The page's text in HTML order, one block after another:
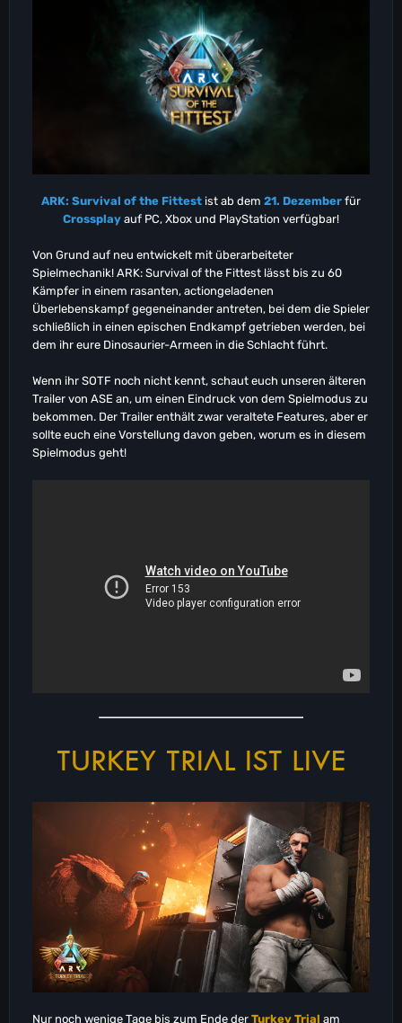
ARK: Survival of the Fittest ist ab dem 21. Dezember für
Crossplay auf PC, Xbox und PlayStation verfügbar!
Von Grund auf neu entwickelt mit überarbeiteter
Spielmechanik! ARK: Survival of the Fittest lässt bis zu 60
Kämpfer in einem rasanten, actiongeladenen
Überlebenskampf gegeneinander antreten, bei dem die Spieler
schließlich in einen epischen Endkampf getrieben werden, bei
dem ihr eure Dinosaurier-Armeen in die Schlacht führt.
Wenn ihr SOTF noch nicht kennt, schaut euch unseren älteren
Trailer von ASE an, um einen Eindruck von dem Spielmodus zu
bekommen. Der Trailer enthält zwar veraltete Features, aber er
sollte euch eine Vorstellung davon geben, worum es in diesem
Spielmodus geht!
TURKEY TRIAL IST LIVE
Nur noch wenige Tage bis zum Ende der Turkey Trial am